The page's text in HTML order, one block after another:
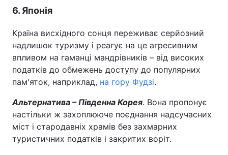
6. Японія
Країна висхідного сонця переживає серйозний
надлишок туризму і реагує на це агресивним
впливом на гаманці мандрівників – від високих
податків до обмежень доступу до популярних
пам'яток, наприклад, на гору Фудзі.
Альтернатива – Південна Корея. Вона пропонує
настільки ж захоплююче поєднання надсучасних
міст і стародавніх храмів без захмарних
туристичних податків і закритих воріт.